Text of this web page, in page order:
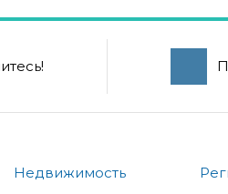
Недвижимость